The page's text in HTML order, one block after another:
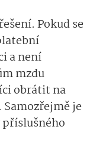
Pokud se
a není
mzdu
obrátit na
je